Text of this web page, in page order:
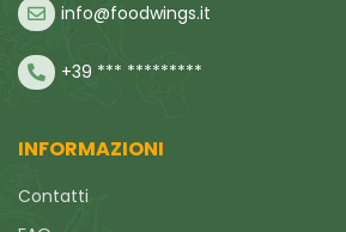
info@foodwings.it
+39 *** *********
INFORMAZIONI
Contatti